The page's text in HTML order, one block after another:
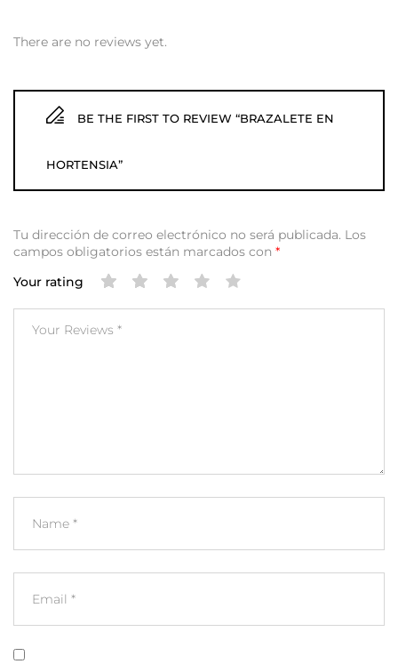
There are no reviews yet.
BE THE FIRST TO REVIEW “BRAZALETE EN
HORTENSIA”
Tu dirección de correo electrónico no será publicada. Los
campos obligatorios están marcados con *
Your rating